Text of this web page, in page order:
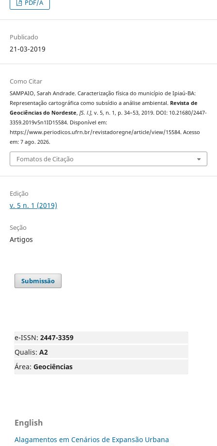
PDF/A
Publicado
21-03-2019
Como Citar
SAMPAIO, Sarah Andrade. Caracterização física do município de Ipiaú-BA:
Representação cartográfica como subsídio a análise ambiental. Revista de
Geociências do Nordeste, [S. l.], v. 5, n. 1, p. 34–53, 2019. DOI: 10.21680/2447-
3359.2019v5n1ID15584. Disponível em:
https://www.periodicos.ufrn.br/revistadoregne/article/view/15584. Acesso
em: 7 ago. 2026.
Fomatos de Citação
Edição
v. 5 n. 1 (2019)
Seção
Artigos
Submissão
e-ISSN: 2447-3359
Qualis: A2
Área: Geociências
English
Alagamentos em Cenários de Expansão Urbana